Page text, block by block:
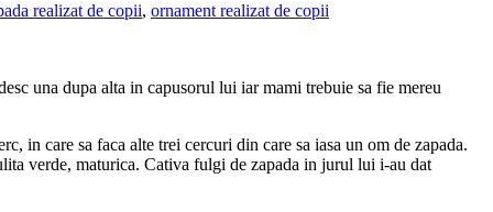
realizat de copii, ornament realizat de copii
una dupa alta in capusorul lui iar mami trebuie sa fie mereu
in care sa faca alte trei cercuri din care sa iasa un om de zapada.
verde, maturica. Cativa fulgi de zapada in jurul lui i-au dat